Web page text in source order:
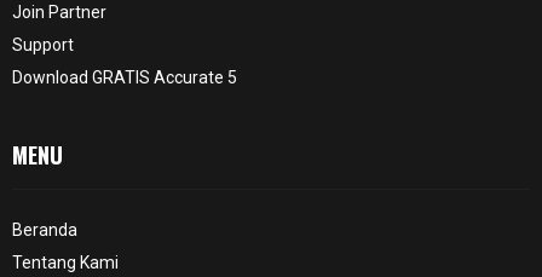
Join Partner
Support
Download GRATIS Accurate 5
MENU
Beranda
Tentang Kami